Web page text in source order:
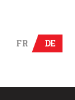
FR
DE